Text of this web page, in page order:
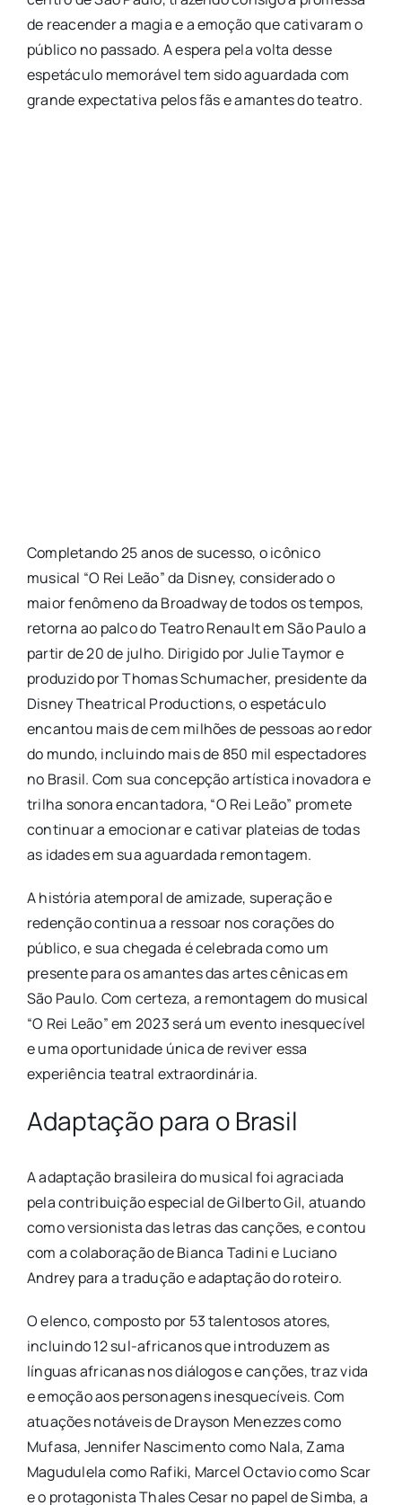
de reacender a magia e a emoção que cativaram o
público no passado. A espera pela volta desse
espetáculo memorável tem sido aguardada com
grande expectativa pelos fãs e amantes do teatro.
Completando 25 anos de sucesso, o icônico
musical “O Rei Leão” da Disney, considerado o
maior fenômeno da Broadway de todos os tempos,
retorna ao palco do Teatro Renault em São Paulo a
partir de 20 de julho. Dirigido por Julie Taymor e
produzido por Thomas Schumacher, presidente da
Disney Theatrical Productions, o espetáculo
encantou mais de cem milhões de pessoas ao redor
do mundo, incluindo mais de 850 mil espectadores
no Brasil. Com sua concepção artística inovadora e
trilha sonora encantadora, “O Rei Leão” promete
continuar a emocionar e cativar plateias de todas
as idades em sua aguardada remontagem.
A história atemporal de amizade, superação e
redenção continua a ressoar nos corações do
público, e sua chegada é celebrada como um
presente para os amantes das artes cênicas em
São Paulo. Com certeza, a remontagem do musical
“O Rei Leão” em 2023 será um evento inesquecível
e uma oportunidade única de reviver essa
experiência teatral extraordinária.
Adaptação para o Brasil
A adaptação brasileira do musical foi agraciada
pela contribuição especial de Gilberto Gil, atuando
como versionista das letras das canções, e contou
com a colaboração de Bianca Tadini e Luciano
Andrey para a tradução e adaptação do roteiro.
O elenco, composto por 53 talentosos atores,
incluindo 12 sul-africanos que introduzem as
línguas africanas nos diálogos e canções, traz vida
e emoção aos personagens inesquecíveis. Com
atuações notáveis de Drayson Menezzes como
Mufasa, Jennifer Nascimento como Nala, Zama
Magudulela como Rafiki, Marcel Octavio como Scar
e o protagonista Thales Cesar no papel de Simba, a